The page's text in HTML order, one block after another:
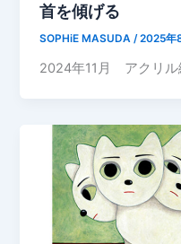
首を傾げる
SOPHiE MASUDA/2025年
2024年11月 アクリル